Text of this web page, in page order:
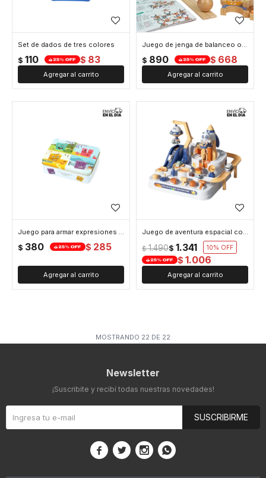
Set de dados de tres colores
$ 110 $ 83
Juego de jenga de balanceo ositos
$ 890 $ 668
Juego para armar expresiones faciales con los dados
$ 380 $ 285
Juego de aventura espacial con pista de autitos
$ 1.341
$ 1.490 10
$ 1.006
MOSTRANDO 22 DE 22
Newsletter
¡Suscribite y recibí todas nuestras novedades!
SUSCRIBIRME
   